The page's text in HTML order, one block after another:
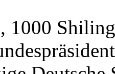
1000